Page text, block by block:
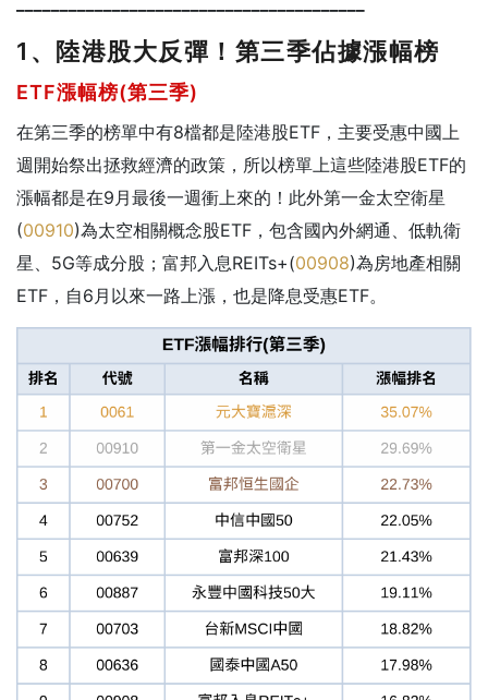
1、陸港股大反彈！第三季佔據漲幅榜
ETF漲幅榜(第三季)
在第三季的榜單中有8檔都是陸港股ETF，主要受惠中國上
週開始祭出拯救經濟的政策，所以榜單上這些陸港股ETF的
漲幅都是在9月最後一週衝上來的！此外第一金太空衛星
(00910)為太空相關概念股ETF，包含國內外網通、低軌衛
星、5G等成分股；富邦入息REITs+(00908)為房地產相關
ETF，自6月以來一路上漲，也是降息受惠ETF。